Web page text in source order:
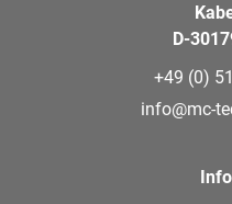
D-
+49 (0)
info@mc-